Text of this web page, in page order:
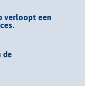
verloopt een
de